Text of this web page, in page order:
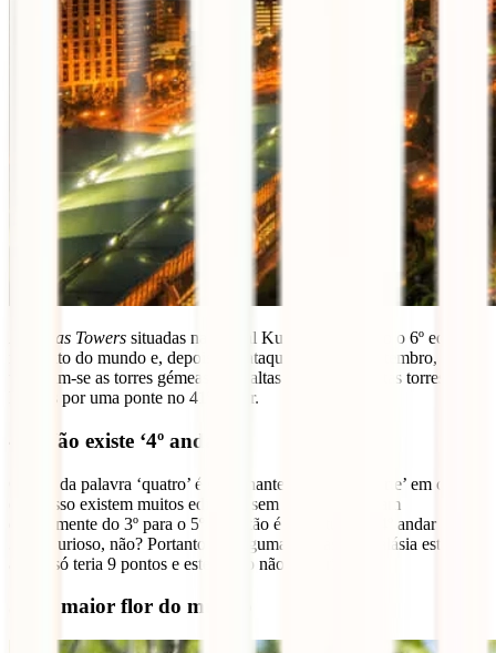
Petronas Towers situadas na capital Kuala Lumpur são o 6º edifício
mais alto do mundo e, depois dos ataques do 11 de Setembro,
tornaram-se as torres gémeas mais altas do mundo. Estas torres estão
ligadas por uma ponte no 41º andar.
4 – Não existe ‘4º andar’
O som da palavra ‘quatro’ é semelhante à palavra ‘morte’ em chinês
e por isso existem muitos edifícios sem 4º andar. Passam
directamente do 3º para o 5º ou então é substituído o 4º andar pelo
3ºA. Curioso, não? Portanto em algumas zonas da Malásia este
artigo só teria 9 pontos e este ponto não existiria.
5 – A maior flor do mundo